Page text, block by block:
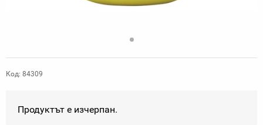
Код: 84309
Продуктът е изчерпан.